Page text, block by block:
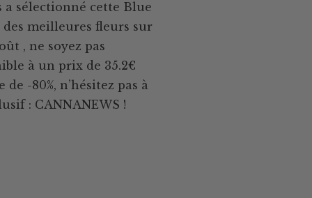
a sélectionné cette Blue
meilleures fleurs sur
, ne soyez pas
à un prix de 35.2€
-80%, n’hésitez pas à
: CANNANEWS !